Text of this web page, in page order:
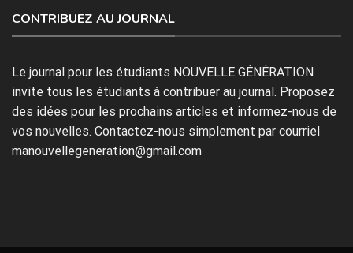
CONTRIBUEZ AU JOURNAL
Le journal pour les étudiants NOUVELLE GÉNÉRATION
invite tous les étudiants à contribuer au journal. Proposez
des idées pour les prochains articles et informez-nous de
vos nouvelles. Contactez-nous simplement par courriel
manouvellegeneration@gmail.com